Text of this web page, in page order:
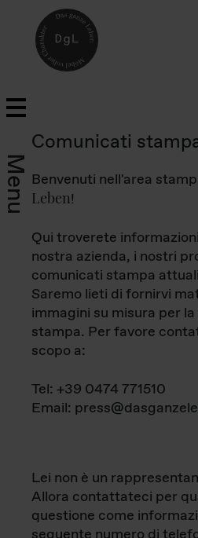
Menu
Comunicati
Benvenuti nell'area
Leben!
Qui troverete
nostra azienda, i nostri
comunicati stampa
Saremo lieti di fornirvi
immagini su misura per
stampa. Per favore
scopo a:
Tel: +39 0474 771510
Email:
Lei non è un
Allora contattateci per
questione come
seguente numero di